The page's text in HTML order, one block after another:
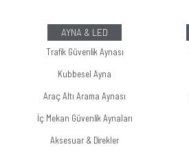
AYNA & LED
Trafik Güvenlik Aynası
Kubbesel Ayna
Araç Altı Arama Aynası
İç Mekan Güvenlik Aynaları
Aksesuar & Direkler